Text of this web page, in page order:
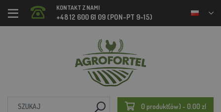
KONTAKT Z NAMI
+48 12 600 61 09 (PON-PT 9-15)
0 produkt(ów) - 0.00 zl